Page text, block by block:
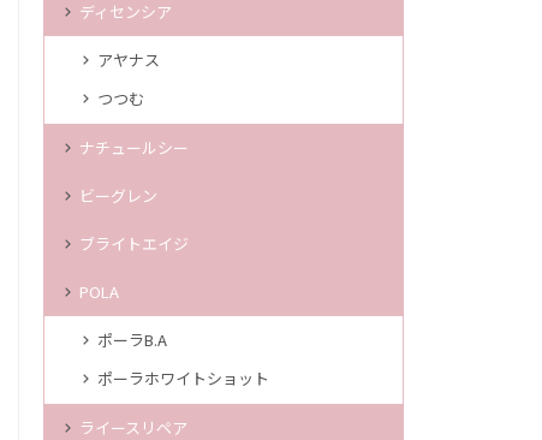
ディセンシア
アヤナス
つつむ
ナチュールシー
ビーグレン
ブライトエイジ
POLA
ポーラB.A
ポーラホワイトショット
ライースリペア